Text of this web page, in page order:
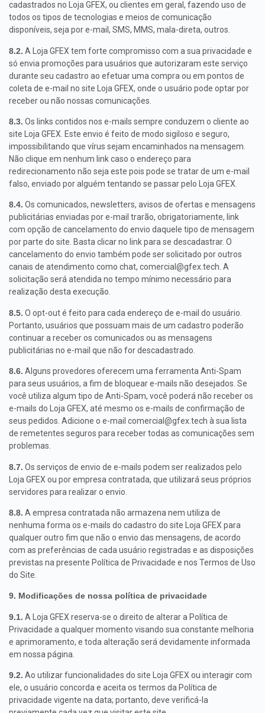
cadastrados no Loja GFEX, ou clientes em geral, fazendo uso de
todos os tipos de tecnologias e meios de comunicação
disponíveis, seja por e-mail, SMS, MMS, mala-direta, outros.
8.2. A Loja GFEX tem forte compromisso com a sua privacidade e
só envia promoções para usuários que autorizaram este serviço
durante seu cadastro ao efetuar uma compra ou em pontos de
coleta de e-mail no site Loja GFEX, onde o usuário pode optar por
receber ou não nossas comunicações.
8.3. Os links contidos nos e-mails sempre conduzem o cliente ao
site Loja GFEX. Este envio é feito de modo sigiloso e seguro,
impossibilitando que vírus sejam encaminhados na mensagem.
Não clique em nenhum link caso o endereço para
redirecionamento não seja este pois pode se tratar de um e-mail
falso, enviado por alguém tentando se passar pelo Loja GFEX.
8.4. Os comunicados, newsletters, avisos de ofertas e mensagens
publicitárias enviadas por e-mail trarão, obrigatoriamente, link
com opção de cancelamento do envio daquele tipo de mensagem
por parte do site. Basta clicar no link para se descadastrar. O
cancelamento do envio também pode ser solicitado por outros
canais de atendimento como chat, comercial@gfex.tech. A
solicitação será atendida no tempo mínimo necessário para
realização desta execução.
8.5. O opt-out é feito para cada endereço de e-mail do usuário.
Portanto, usuários que possuam mais de um cadastro poderão
continuar a receber os comunicados ou as mensagens
publicitárias no e-mail que não for descadastrado.
8.6. Alguns provedores oferecem uma ferramenta Anti-Spam
para seus usuários, a fim de bloquear e-mails não desejados. Se
você utiliza algum tipo de Anti-Spam, você poderá não receber os
e-mails do Loja GFEX, até mesmo os e-mails de confirmação de
seus pedidos. Adicione o e-mail comercial@gfex.tech à sua lista
de remetentes seguros para receber todas as comunicações sem
problemas.
8.7. Os serviços de envio de e-mails podem ser realizados pelo
Loja GFEX ou por empresa contratada, que utilizará seus próprios
servidores para realizar o envio.
8.8. A empresa contratada não armazena nem utiliza de
nenhuma forma os e-mails do cadastro do site Loja GFEX para
qualquer outro fim que não o envio das mensagens, de acordo
com as preferências de cada usuário registradas e as disposições
previstas na presente Política de Privacidade e nos Termos de Uso
do Site.
9. Modificações de nossa política de privacidade
9.1. A Loja GFEX reserva-se o direito de alterar a Política de
Privacidade a qualquer momento visando sua constante melhoria
e aprimoramento, e toda alteração será devidamente informada
em nossa página.
9.2. Ao utilizar funcionalidades do site Loja GFEX ou interagir com
ele, o usuário concorda e aceita os termos da Política de
privacidade vigente na data; portanto, deve verificá-la